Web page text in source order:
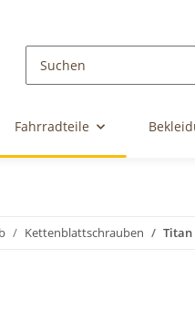
Fahrradteile
Kettenblattschrauben